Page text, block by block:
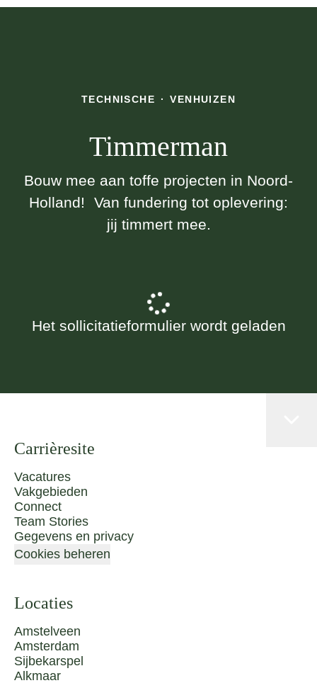
TECHNISCHE · VENHUIZEN
Timmerman
Bouw mee aan toffe projecten in Noord-
Holland! Van fundering tot oplevering:
jij timmert mee.
Het sollicitatieformulier wordt geladen
Carrièresite
Vacatures
Vakgebieden
Connect
Team Stories
Gegevens en privacy
Cookies beheren
Locaties
Amstelveen
Amsterdam
Sijbekarspel
Alkmaar